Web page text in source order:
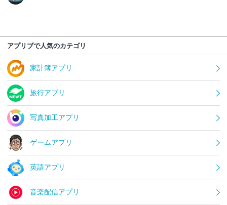
アプリブで人気のカテゴリ
家計簿アプリ
旅行アプリ
写真加工アプリ
ゲームアプリ
英語アプリ
音楽配信アプリ